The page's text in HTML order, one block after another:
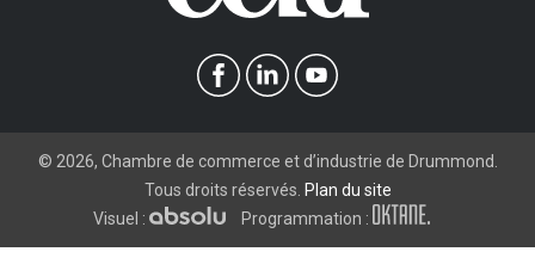
© 2026, Chambre de commerce et d’industrie de Drummond.
Tous droits réservés. Plan du site
Visuel :
Programmation :